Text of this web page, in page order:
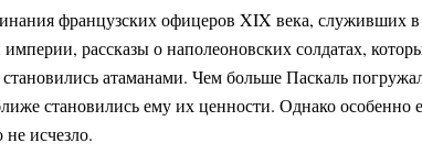
французских офицеров XIX века, служивших в
империи, рассказы о наполеоновских солдатах,
атаманами. Чем больше Паскаль
становились ему их ценности. Однако особенно
не исчезло.